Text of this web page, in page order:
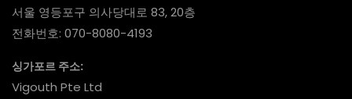
서울 영등포구 의사당대로 83, 20층
전화번호: 070-8080-4193
싱가포르 주소:
Vigouth Pte Ltd